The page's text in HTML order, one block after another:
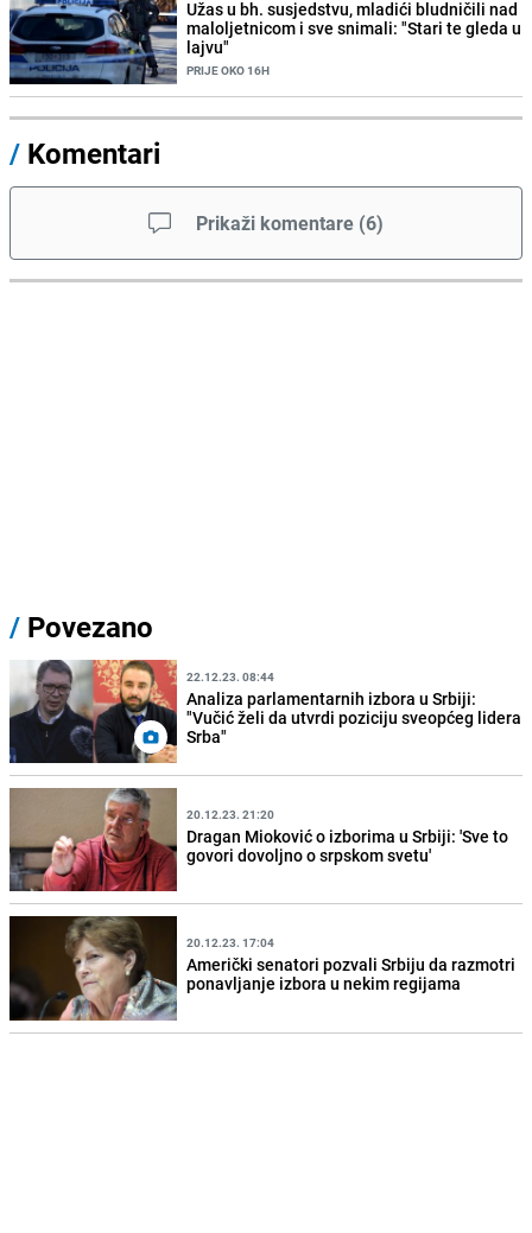
Užas u bh. susjedstvu, mladići bludničili nad
maloljetnicom i sve snimali: "Stari te gleda u
lajvu"
PRIJE OKO 16H
/ Komentari
Prikaži komentare (6)
/ Povezano
22.12.23. 08:44
Analiza parlamentarnih izbora u Srbiji:
"Vučić želi da utvrdi poziciju sveopćeg lidera
Srba"
20.12.23. 21:20
Dragan Mioković o izborima u Srbiji: 'Sve to
govori dovoljno o srpskom svetu'
20.12.23. 17:04
Američki senatori pozvali Srbiju da razmotri
ponavljanje izbora u nekim regijama